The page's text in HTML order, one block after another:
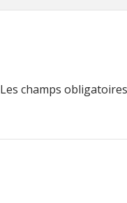
Les champs